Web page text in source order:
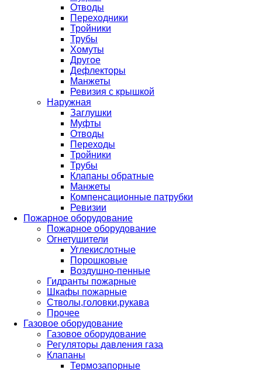
Отводы
Переходники
Тройники
Трубы
Хомуты
Другое
Дефлекторы
Манжеты
Ревизия с крышкой
Наружная
Заглушки
Муфты
Отводы
Переходы
Тройники
Трубы
Клапаны обратные
Манжеты
Компенсационные патрубки
Ревизии
Пожарное оборудование
Пожарное оборудование
Огнетушители
Углекислотные
Порошковые
Воздушно-пенные
Гидранты пожарные
Шкафы пожарные
Стволы,головки,рукава
Прочее
Газовое оборудование
Газовое оборудование
Регуляторы давления газа
Клапаны
Термозапорные